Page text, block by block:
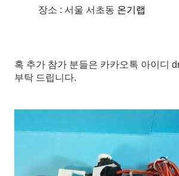
장소 : 서울 서초동 온기랩
혹 추가 참가 분들은 카카오톡 아이디
부탁 드립니다.